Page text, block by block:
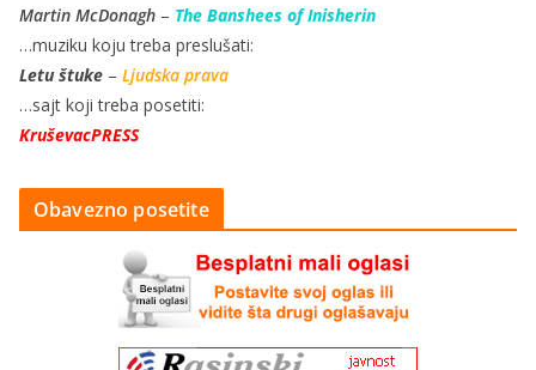
Martin McDonagh – The Banshees of Inisherin
…muziku koju treba preslušati:
Letu štuke – Ljudska prava
…sajt koji treba posetiti:
KruševacPRESS
Obavezno posetite